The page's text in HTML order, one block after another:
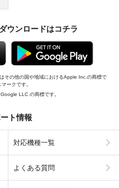
ウンロードはコチラ
その他の国や地域におけるApple Inc.の商標で
ークです。
LLC の商標です。
ト情報
対応機種一覧
よくある質問